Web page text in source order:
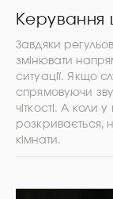
Керування
Завдяки
змінювати
ситуації. Якщо
спрямовуючи
чіткості. А коли
розкривається,
кімнати.